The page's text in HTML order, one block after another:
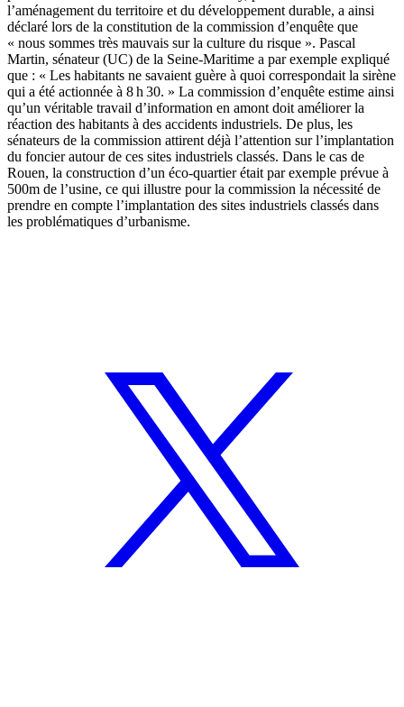
l’aménagement du territoire et du développement durable, a ainsi
déclaré lors de la constitution de la commission d’enquête que
« nous sommes très mauvais sur la culture du risque ». Pascal
Martin, sénateur (UC) de la Seine-Maritime a par exemple expliqué
que : « Les habitants ne savaient guère à quoi correspondait la sirène
qui a été actionnée à 8 h 30. » La commission d’enquête estime ainsi
qu’un véritable travail d’information en amont doit améliorer la
réaction des habitants à des accidents industriels. De plus, les
sénateurs de la commission attirent déjà l’attention sur l’implantation
du foncier autour de ces sites industriels classés. Dans le cas de
Rouen, la construction d’un éco-quartier était par exemple prévue à
500m de l’usine, ce qui illustre pour la commission la nécessité de
prendre en compte l’implantation des sites industriels classés dans
les problématiques d’urbanisme.